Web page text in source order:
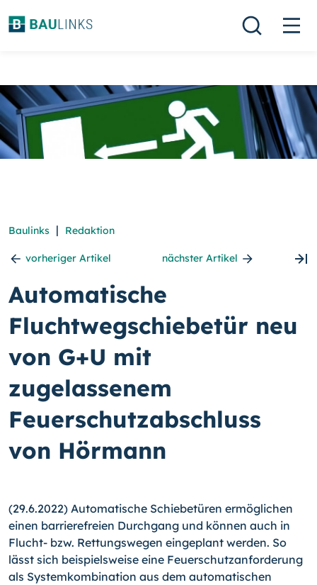
Baulinks | Redaktion
vorheriger Artikel nächster Artikel
Automatische
Fluchtwegschiebetür neu
von G+U mit
zugelassenem
Feuerschutzabschluss
von Hörmann
(29.6.2022) Automatische Schiebetüren ermöglichen
einen barrierefreien Durchgang und können auch in
Flucht- bzw. Rettungswegen eingeplant werden. So
lässt sich beispielsweise eine Feuerschutzanforderung
als Systemkombination aus dem automatischen